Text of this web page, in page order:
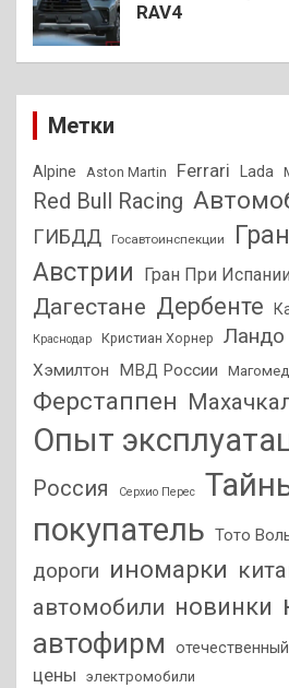
RAV4
Метки
Alpine Aston Martin Ferrari Lada
Red Bull Racing
ГИБДД Госавтоинспекции
Австрии
Гран При Испании
Дагестане Дербенте
Краснодар Кристиан Хорнер
Хэмилтон
МВД России
Ферстаппен
Опыт
Россия Серхио Перес
покупатель Тото
дороги иномарки
автомобили новинки
автофирм
цены электромобили